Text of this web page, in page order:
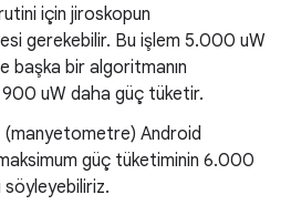
için jiroskopun
gerekebilir. Bu işlem 5.000 uW
başka bir algoritmanın
900 uW daha güç tüketir.
(manyetometre) Android
güç tüketiminin 6.000
söyleyebiliriz.